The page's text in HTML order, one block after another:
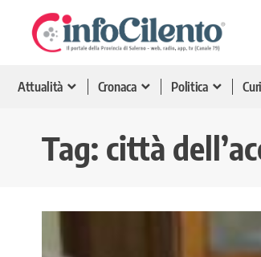
Attualità Cronaca Politica
Tag: città